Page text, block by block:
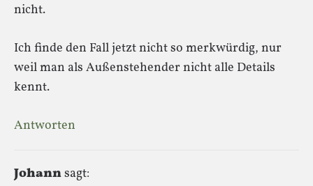
nicht.
Ich finde den Fall jetzt nicht so merkwürdig, nur
weil man als Außenstehender nicht alle Details
kennt.
Antworten
Johannsagt: